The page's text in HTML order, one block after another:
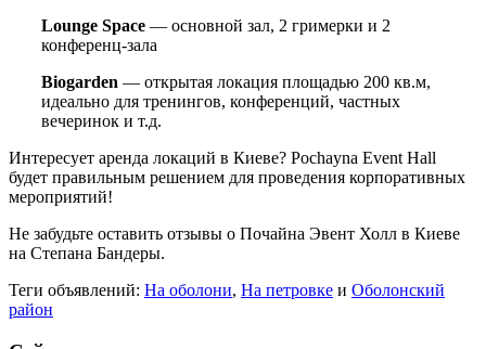
Lounge Space — основной зал, 2 гримерки и 2
конференц-зала
Biogarden — открытая локация площадью 200 кв.м,
идеально для тренингов, конференций, частных
вечеринок и т.д.
Интересует аренда локаций в Киеве? Pochayna Event Hall
будет правильным решением для проведения корпоративных
мероприятий!
Не забудьте оставить отзывы о Почайна Эвент Холл в Киеве
на Степана Бандеры.
Теги объявлений: На оболони, На петровке и Оболонский
район